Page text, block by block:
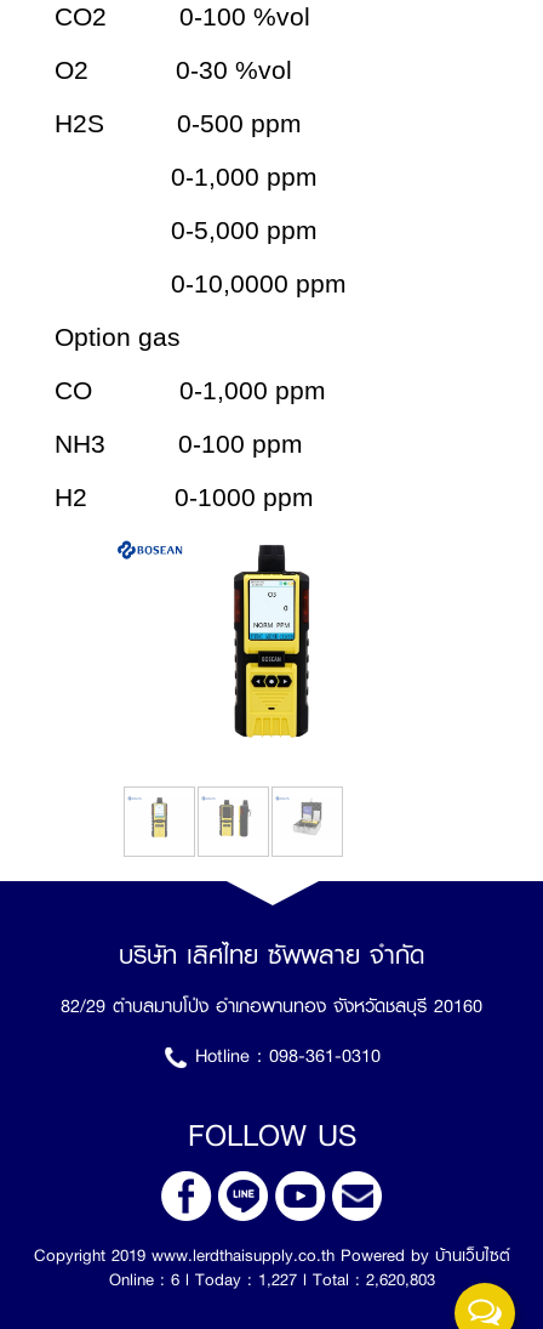
CO2 0-100 %vol
O2 0-30 %vol
H2S 0-500 ppm
0-1,000 ppm
0-5,000 ppm
0-10,0000 ppm
Option gas
CO 0-1,000 ppm
NH3 0-100 ppm
H2 0-1000 ppm
บริษัท เลิศไทย ซัพพลาย จำกัด
82/29 ตำบลมาบโป่ง อำเภอพานทอง จังหวัดชลบุรี 20160
Hotline : 098-361-0310
FOLLOW US
Copyright 2019 www.lerdthaisupply.co.th Powered by บ้านเว็บไซต์
Online : 6 l Today : 1,227 l Total : 2,620,803